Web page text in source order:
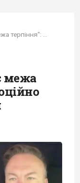
межа